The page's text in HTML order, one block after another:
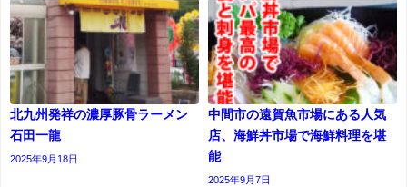
北九州発祥の濃厚豚骨ラーメン
石田一龍
2025年9月18日
中間市の遠賀魚市場にある人気
店、海鮮丼市場で海鮮料理を堪
能
2025年9月7日